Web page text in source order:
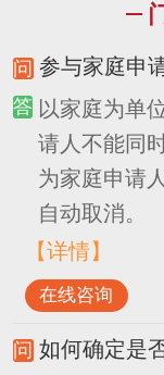
参与家庭申
以家庭为单
请人不能同
为家庭申请
自动取消。
【详情】
在线咨询